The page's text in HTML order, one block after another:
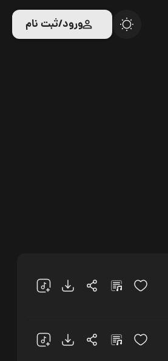
ورود/ثبت نام